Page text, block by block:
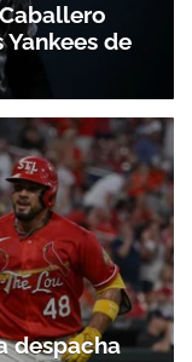
de
despacha